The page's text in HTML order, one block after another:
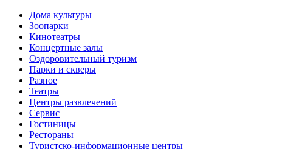
Дома культуры
Зоопарки
Кинотеатры
Концертные залы
Оздоровительный туризм
Парки и скверы
Разное
Театры
Центры развлечений
Сервис
Гостиницы
Рестораны
Туристско-информационные центры